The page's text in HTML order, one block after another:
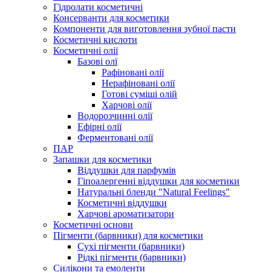
Гідролати косметичні
Консерванти для косметики
Компоненти для виготовлення зубної пасти
Косметичні кислоти
Косметичні олії
Базові олї
Рафіновані олії
Нерафіновані олії
Готові суміші олій
Харчові олії
Водорозчинні олії
Ефірні олії
Ферментовані олії
ПАР
Запашки для косметики
Віддушки для парфумів
Гіпоалергенні віддушки для косметики
Натуральні бленди "Natural Feelings"
Косметичні віддушки
Харчові ароматизатори
Косметичні основи
Пігменти (барвники) для косметики
Сухі пігменти (барвники)
Рідкі пігменти (барвники)
Силікони та емоленти